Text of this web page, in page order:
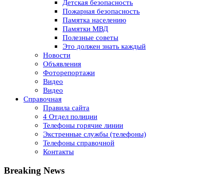
Детская безопасность
Пожарная безопасность
Памятка населению
Памятки МВД
Полезные советы
Это должен знать каждый
Новости
Объявления
Фоторепортажи
Видео
Видео
Справочная
Правила сайта
4 Отдел полиции
Телефоны горячие линии
Экстренные службы (телефоны)
Телефоны справочной
Контакты
Breaking News